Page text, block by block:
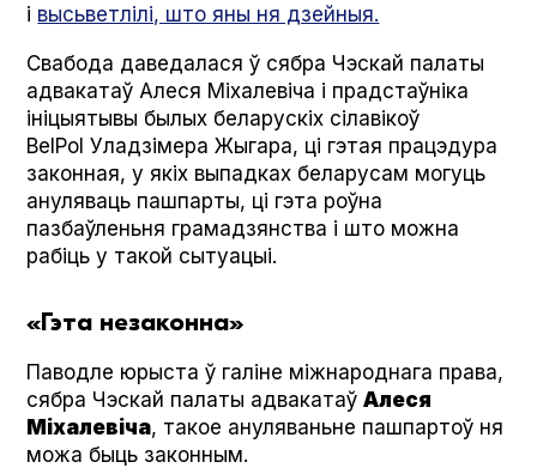
і высьветлілі, што яны ня дзейныя.
Свабода даведалася ў сябра Чэскай палаты
адвакатаў Алеся Міхалевіча і прадстаўніка
ініцыятывы былых беларускіх сілавікоў
BelPol Уладзімера Жыгара, ці гэтая працэдура
законная, у якіх выпадках беларусам могуць
ануляваць пашпарты, ці гэта роўна
пазбаўленьня грамадзянства і што можна
рабіць у такой сытуацыі.
«Гэта незаконна»
Паводле юрыста ў галіне міжнароднага права,
сябра Чэскай палаты адвакатаўАлеся
Міхалевіча, такое ануляваньне пашпартоў ня
можа быць законным.